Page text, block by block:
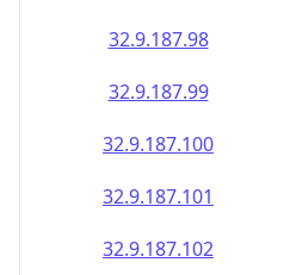
32.9.187.98
32.9.187.99
32.9.187.100
32.9.187.101
32.9.187.102